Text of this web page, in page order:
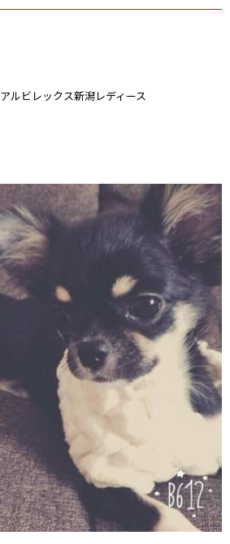
アルビレックス新潟レディース